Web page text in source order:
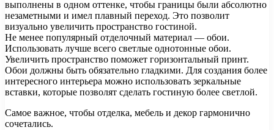
выполнены в одном оттенке, чтобы границы были абсолютно
незаметными и имел плавный переход. Это позволит
визуально увеличить пространство гостиной.
Не менее популярный отделочный материал — обои.
Использовать лучше всего светлые однотонные обои.
Увеличить пространство поможет горизонтальный принт.
Обои должны быть обязательно гладкими. Для создания более
интересного интерьера можно использовать зеркальные
вставки, которые позволят сделать гостиную более светлой.
Самое важное, чтобы отделка, мебель и декор гармонично
сочетались.